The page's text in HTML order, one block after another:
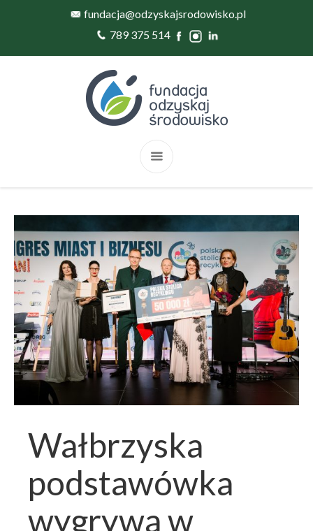
fundacja@odzyskajsrodowisko.pl
789 375 514
Wałbrzyska
podstawówka
wygrywa w